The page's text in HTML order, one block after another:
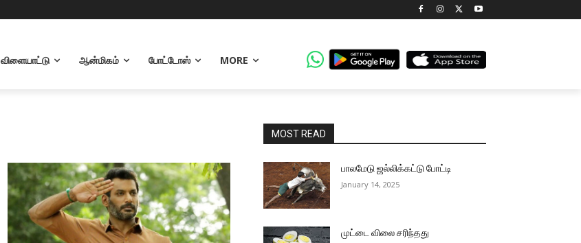
விளையாட்டு ஆன்மிகம் போட்டோஸ் MORE
MOST READ
பாலமேடு ஜல்லிக்கட்டு போட்டி
January 14, 2025
முட்டை விலை சரிந்தது